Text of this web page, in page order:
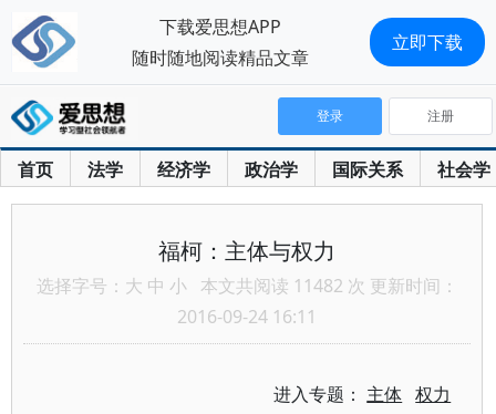
首页 法学 经济学 政治学 国际关系 社会学
登录 注册
福柯：主体与权力
选择字号： 大 中 小 本文共阅读 11482 次 更新时间：
2016-09-24 16:11
进入专题： 主体 权力
下载爱思想APP
随时随地阅读精品文章
立即下载